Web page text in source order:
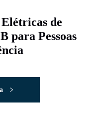
de
para Pessoas